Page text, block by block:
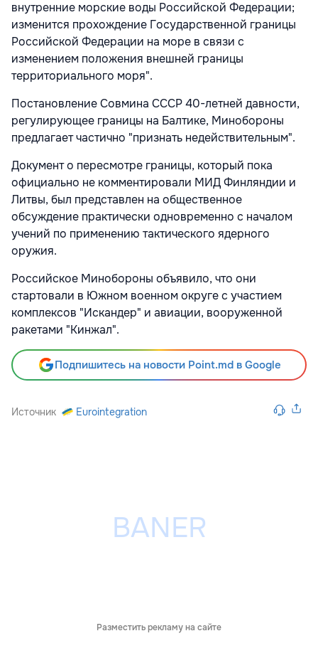
внутренние морские воды Российской Федерации;
изменится прохождение Государственной границы
Российской Федерации на море в связи с
изменением положения внешней границы
территориального моря".
Постановление Совмина СССР 40-летней давности,
регулирующее границы на Балтике, Минобороны
предлагает частично "признать недействительным".
Документ о пересмотре границы, который пока
официально не комментировали МИД Финляндии и
Литвы, был представлен на общественное
обсуждение практически одновременно с началом
учений по применению тактического ядерного
оружия.
Российское Минобороны объявило, что они
стартовали в Южном военном округе с участием
комплексов "Искандер" и авиации, вооруженной
ракетами "Кинжал".
Подпишитесь на новости Point.md в Google
Источник Eurointegration
Разместить рекламу на сайте